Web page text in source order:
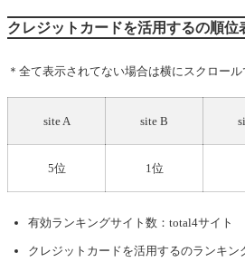
クレジットカードを活用するの順位
＊全て表示されてない場合は横にスクロー
site A site B
5位 1位
有効ランキングサイト数：total4サイト
クレジットカードを活用するのランキン